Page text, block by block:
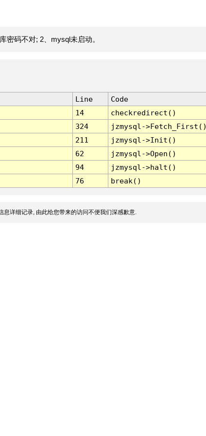
密码不对; 2、mysql未启动。
Line
Code
14
checkredirect()
324
jzmysql-
211
jzmysql->Init()
62
jzmysql->Open()
94
jzmysql->halt()
76 break()
息详细记录, 由此给您带来的访问不便我们深感歉意.